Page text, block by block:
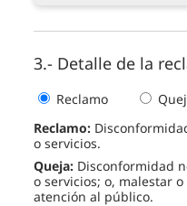
3.- Detalle de la
Reclamo
Reclamo:
o servicios.
Queja: Disconformidad
o servicios; o, malestar
atención al público.